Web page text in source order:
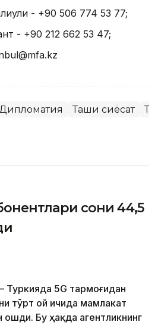
- +90 506 774 53 77;
- +90 212 662 53 47;
Ташқи сиёсат
сони 44,5
Туркияда 5G тармоғидан
тўрт ой ичида мамлакат
ошди. Бу ҳақда агентликнинг